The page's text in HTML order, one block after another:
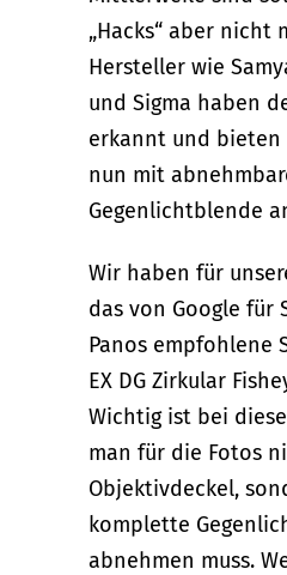
„Hacks“ aber nicht
Hersteller wie
und Sigma haben
erkannt und bieten
nun mit
Gegenlichtblende
Wir haben für
das von Google für
Panos empfohlene
EX DG Zirkular
Wichtig ist bei
man für die Fotos
Objektivdeckel,
komplette
abnehmen muss.